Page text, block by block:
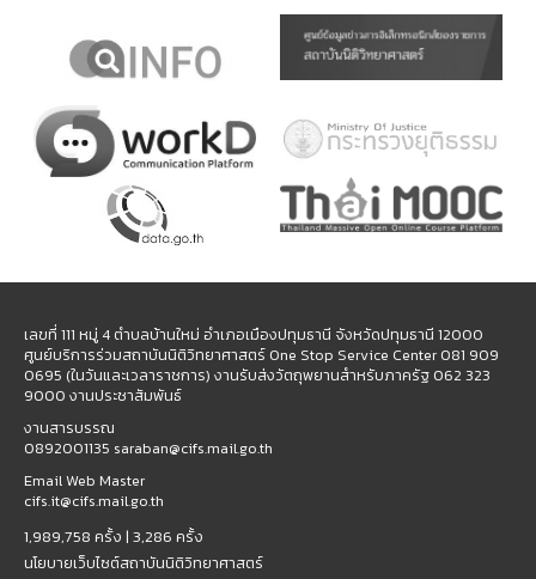
เลขที่ 111 หมู่ 4 ตำบลบ้านใหม่ อำเภอเมืองปทุมธานี จังหวัดปทุมธานี 12000
ศูนย์บริการร่วมสถาบันนิติวิทยาศาสตร์ One Stop Service Center 081 909
0695 (ในวันและเวลาราชการ) งานรับส่งวัตถุพยานสำหรับภาครัฐ 062 323
9000 งานประชาสัมพันธ์
งานสารบรรณ
0892001135 saraban@cifs.mail.go.th
Email Web Master
cifs.it@cifs.mail.go.th
1,989,758 ครั้ง | 3,286 ครั้ง
นโยบายเว็บไซต์สถาบันนิติวิทยาศาสตร์